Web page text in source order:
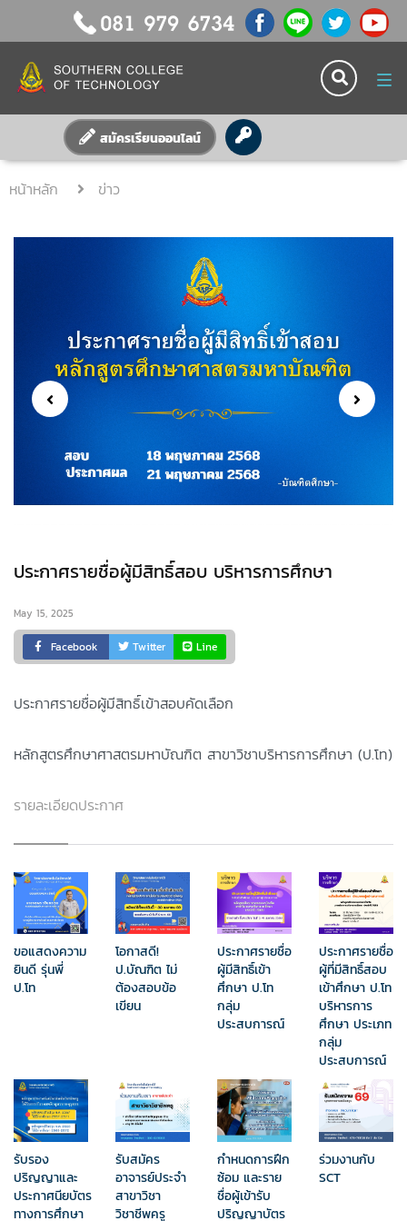
สมัครเรียนออนไลน์
หน้าหลัก ข่าว
ประกาศรายชื่อผู้มีสิทธิ์สอบ บริหารการศึกษา
May 15, 2025
Facebook Twitter Line
ประกาศรายชื่อผู้มีสิทธิ์เข้าสอบคัดเลือก
หลักสูตรศึกษาศาสตรมหาบัณฑิต สาขาวิชาบริหารการศึกษา (ป.โท)
รายละเอียดประกาศ
ขอแสดงความ
ยินดี รุ่นพี่
ป.โท
โอกาสดี!
ป.บัณฑิต ไม่
ต้องสอบข้อ
เขียน
ประกาศรายชื่อ
ผู้มีสิทธิ์เข้า
ศึกษา ป.โท
กลุ่ม
ประสบการณ์
ประกาศรายชื่อ
ผู้ที่มีสิทธิ์สอบ
เข้าศึกษา ป.โท
บริหารการ
ศึกษา ประเภท
กลุ่ม
ประสบการณ์
รับรอง
ปริญญาและ
ประกาศนียบัตร
ทางการศึกษา
รับสมัคร
อาจารย์ประจำ
สาขาวิชา
วิชาชีพครู
กำหนดการฝึก
ซ้อม และราย
ชื่อผู้เข้ารับ
ปริญญาบัตร
ร่วมงานกับ
SCT